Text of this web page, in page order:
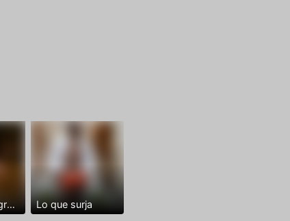
Dominantenegro ya Lo que surja